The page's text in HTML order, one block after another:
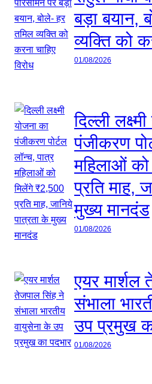
बड़ा बयान,
व्यक्ति को
01/08/2026
दिल्ली
पंजीकरण
महिलाओं
प्रति माह,
मुख्य मानदंड
01/08/2026
एयर मार्शल
संभाला
उप प्रमुख
01/08/2026